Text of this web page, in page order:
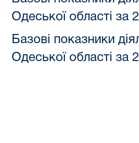
Одеської області за
Базові показники
Одеської області за